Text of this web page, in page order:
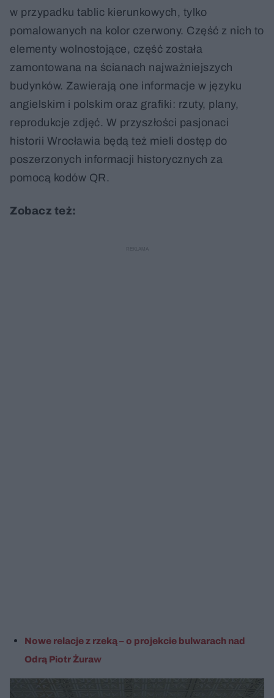
w przypadku tablic kierunkowych, tylko
pomalowanych na kolor czerwony. Część z nich to
elementy wolnostojące, część została
zamontowana na ścianach najważniejszych
budynków. Zawierają one informacje w języku
angielskim i polskim oraz grafiki: rzuty, plany,
reprodukcje zdjęć. W przyszłości pasjonaci
historii Wrocławia będą też mieli dostęp do
poszerzonych informacji historycznych za
pomocą kodów QR.
Zobacz też:
Nowe relacje z rzeką – o projekcie bulwarach nad
Odrą Piotr Żuraw